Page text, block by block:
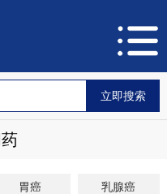
胃癌 乳腺癌